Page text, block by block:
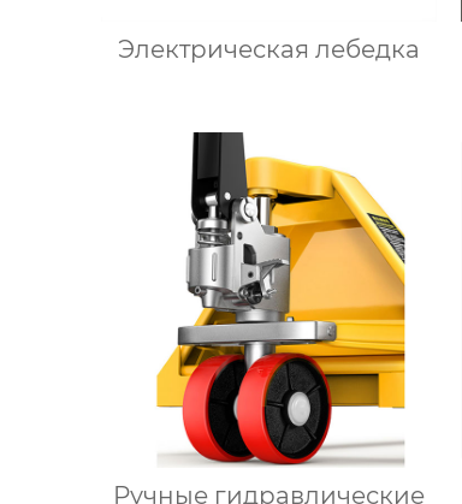
Электрическая лебедка
Ручные гидравлические